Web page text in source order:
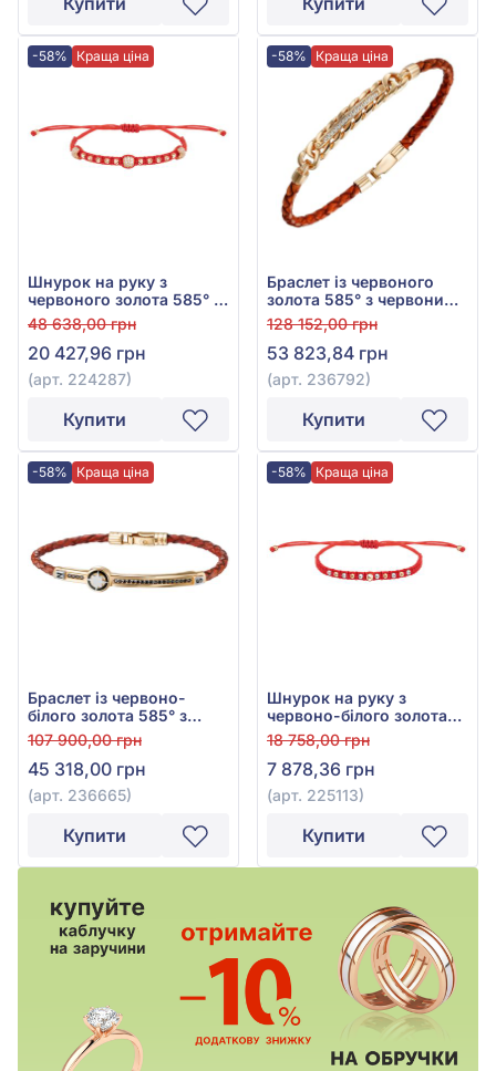
-58% Краща ціна
Шнурок на руку з
червоного золота 585° з
червоним текстилем та
фіанітом/куб.цирконієм,
арт. 224287
48 638,00 грн
20 427,96 грн
(арт. 224287)
Купити
-58% Краща ціна
Браслет із червоного
золота 585° з червоним
фіанітом та шкірою, арт.
236792
128 152,00 грн
53 823,84 грн
(арт. 236792)
Купити
-58% Краща ціна
Браслет із червоно-
білого золота 585° з
червоною шкірою та
чорним фіанітом/
куб.цирконієм, арт.
236665
107 900,00 грн
45 318,00 грн
(арт. 236665)
Купити
-58% Краща ціна
Шнурок на руку з
червоно-білого золота
585° з червоним
текстилем, арт. 225113
18 758,00 грн
7 878,36 грн
(арт. 225113)
Купити